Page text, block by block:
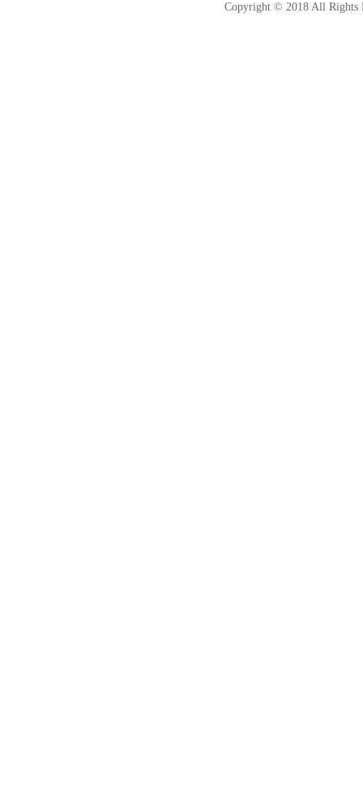
Copyright © 2018 All Rights